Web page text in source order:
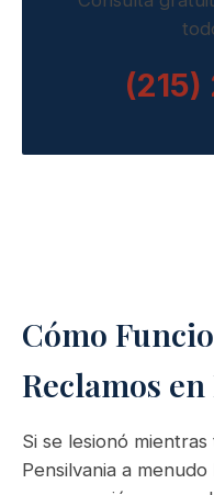
Cómo
Reclamos
Si se lesionó
Pensilvania a